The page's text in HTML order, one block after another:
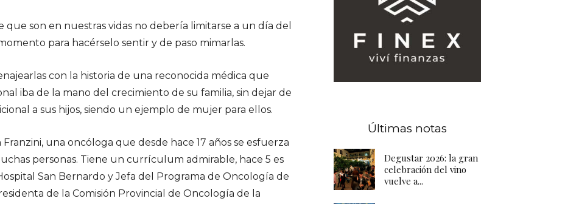
que son en nuestras vidas no debería limitarse a un día del
para hacérselo sentir y de paso mimarlas.
con la historia de una reconocida médica que
iba de la mano del crecimiento de su familia, sin dejar de
a sus hijos, siendo un ejemplo de mujer para ellos.
una oncóloga que desde hace 17 años se esfuerza
personas. Tiene un currículum admirable, hace 5 es
San Bernardo y Jefa del Programa de Oncología de
de la Comisión Provincial de Oncología de la
Últimas notas
Degustar 2026: la gran
celebración del vino
vuelve a...